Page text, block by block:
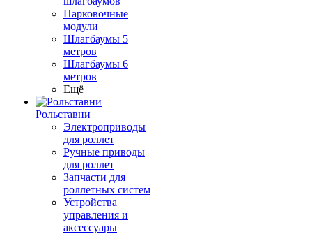
Парковочные
модули
Шлагбаумы 5
метров
Шлагбаумы 6
метров
Ещё
Рольставни
Электроприводы
для роллет
Ручные приводы
для роллет
Запчасти для
роллетных систем
Устройства
управления и
аксессуары